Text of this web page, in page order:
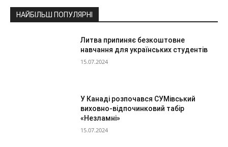
НАЙБІЛЬШ ПОПУЛЯРНІ
Литва припиняє безкоштовне
навчання для українських студентів
15.07.2024
У Канаді розпочався СУМівський
виховно-відпочинковий табір
«Незламні»
15.07.2024